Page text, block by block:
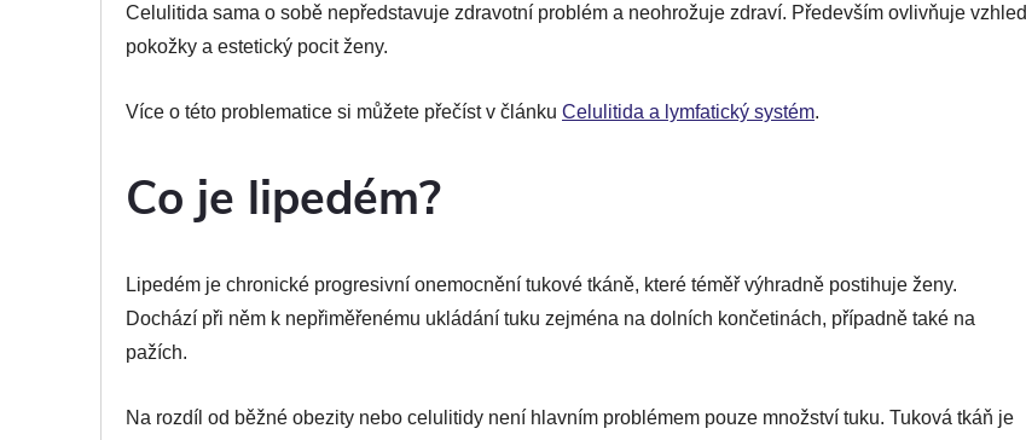
Celulitida sama o sobě nepředstavuje zdravotní problém a neohrožuje zdraví. Především ovlivňuje vzhled
pokožky a estetický pocit ženy.
Více o této problematice si můžete přečíst v článku Celulitida a lymfatický systém.
Co je lipedém?
Lipedém je chronické progresivní onemocnění tukové tkáně, které téměř výhradně postihuje ženy.
Dochází při něm k nepřiměřenému ukládání tuku zejména na dolních končetinách, případně také na
pažích.
Na rozdíl od běžné obezity nebo celulitidy není hlavním problémem pouze množství tuku. Tuková tkáň je